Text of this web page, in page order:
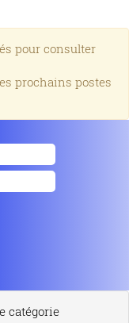
pour consulter
prochains postes
catégorie